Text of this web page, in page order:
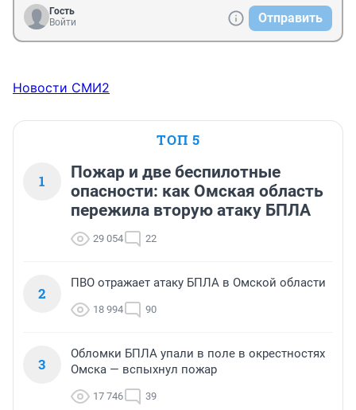
Гость
Войти
Отправить
Новости СМИ2
ТОП 5
1
Пожар и две беспилотные
опасности: как Омская область
пережила вторую атаку БПЛА
29 054 22
2
ПВО отражает атаку БПЛА в Омской области
18 994 90
3
Обломки БПЛА упали в поле в окрестностях
Омска — вспыхнул пожар
17 746 39